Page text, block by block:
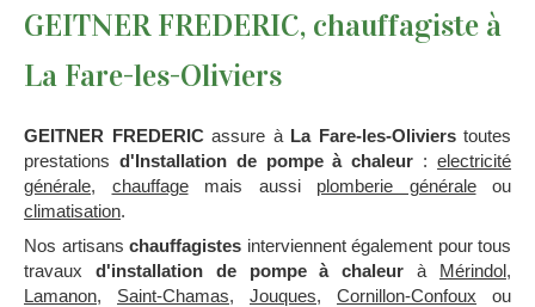
GEITNER FREDERIC, chauffagiste à
La Fare-les-Oliviers
GEITNER FREDERICassure à La Fare-les-Olivierstoutes
prestations d'Installation de pompe à chaleur :electricité
générale, chauffagemais aussi plomberie généraleou
climatisation.
Nos artisans chauffagistes interviennent également pour tous
travaux d'installation de pompe à chaleur à Mérindol,
Lamanon, Saint-Chamas, Jouques, Cornillon-Confoux ou